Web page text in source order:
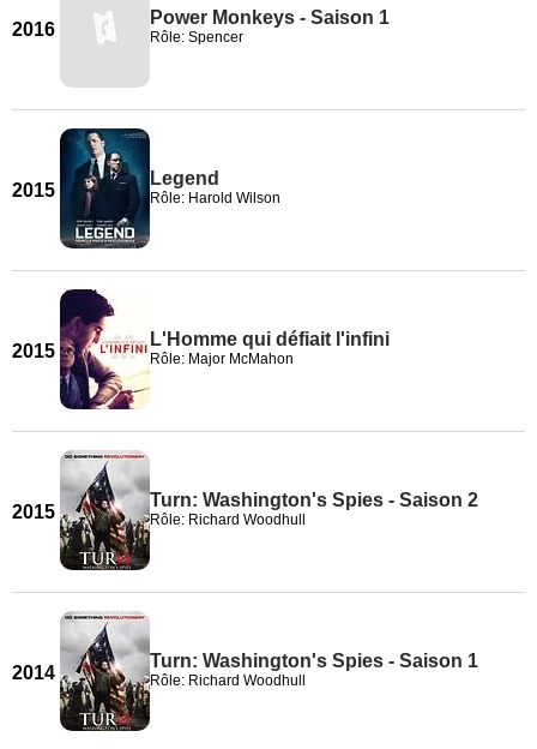
2016
Power Monkeys - Saison 1
Rôle: Spencer
2015
Legend
Rôle: Harold Wilson
2015
L'Homme qui défiait l'infini
Rôle: Major McMahon
2015
Turn: Washington's Spies - Saison 2
Rôle: Richard Woodhull
2014
Turn: Washington's Spies - Saison 1
Rôle: Richard Woodhull